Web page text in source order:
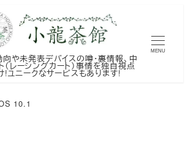
や未発表デバイスの噂・裏情報、中
（レーシングカート）事情を独自視点
!ユニークなサービスもあります!
MENU
10.1